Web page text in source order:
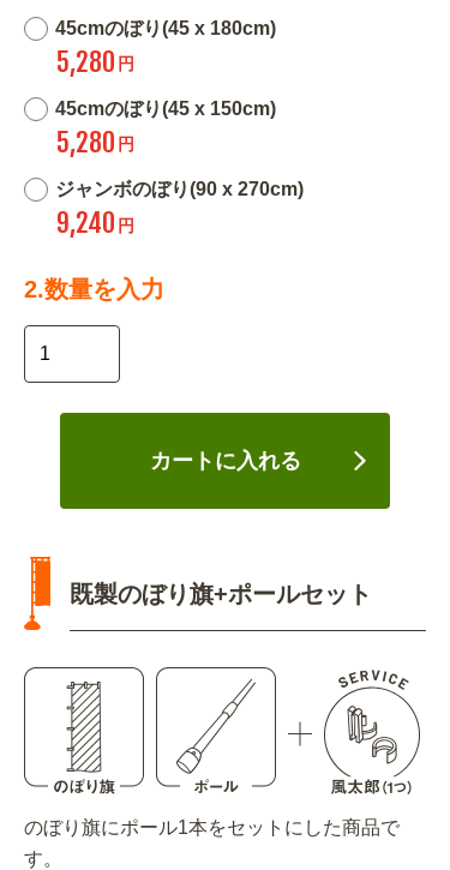
45cmのぼり(45 x 180cm)
5,280 円
45cmのぼり(45 x 150cm)
5,280 円
ジャンボのぼり(90 x 270cm)
9,240 円
2.数量を入力
カートに入れる
既製のぼり旗+ポールセット
のぼり旗にポール1本をセットにした商品で
す。